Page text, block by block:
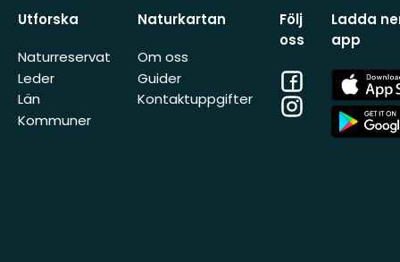
Utforska
Naturreservat
Leder
Län
Kommuner
Naturkartan
Om oss
Guider
Kontaktuppgifter
Följ
oss
Facebook
Instagram
Ladda
app
App
Store
App
Store